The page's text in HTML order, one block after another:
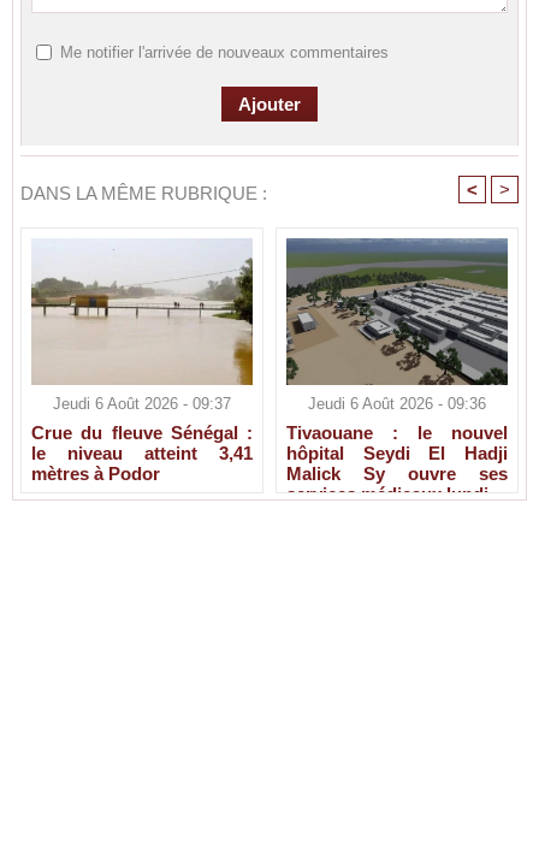
Me notifier l'arrivée de nouveaux commentaires
DANS LA MÊME RUBRIQUE : < >
Jeudi 6 Août 2026 - 09:37
Crue du fleuve Sénégal :
le niveau atteint 3,41
mètres à Podor
Jeudi 6 Août 2026 - 09:36
Tivaouane : le nouvel
hôpital Seydi El Hadji
Malick Sy ouvre ses
services médicaux lundi